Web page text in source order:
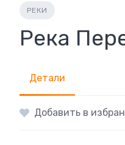
РЕКИ
Река
Детали
Добавить в